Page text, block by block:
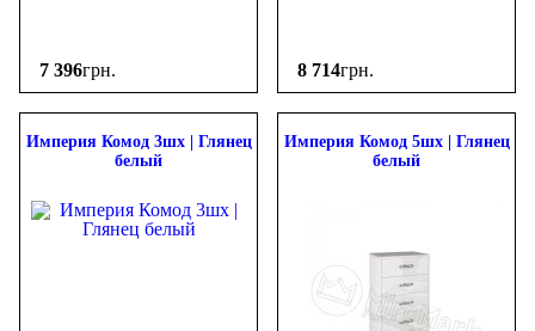
7 396грн. 8 714грн.
Империя Комод 3шх | Глянец
белый
Империя Комод 5шх | Глянец
белый